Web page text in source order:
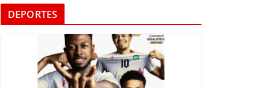
DEPORTES